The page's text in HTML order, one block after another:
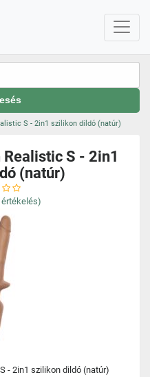
S - 2in1 szilikon dildó (natúr)
S - 2in1
(natúr)
értékelés)
- 2in1 szilikon dildó (natúr)